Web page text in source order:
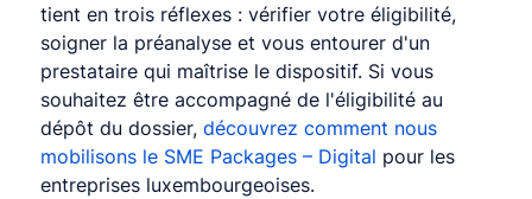
tient en trois réflexes : vérifier votre éligibilité,
soigner la préanalyse et vous entourer d'un
prestataire qui maîtrise le dispositif. Si vous
souhaitez être accompagné de l'éligibilité au
dépôt du dossier, découvrez comment nous
mobilisons le SME Packages – Digital pour les
entreprises luxembourgeoises.